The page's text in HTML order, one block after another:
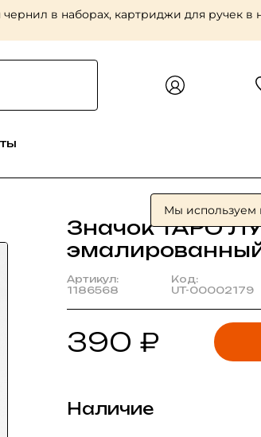
в наборах, картриджи для ручек в
Значок ТАРО
Артикул:
1186568
Код:
UT-00002179
390 ₽
Наличие
Мы используем